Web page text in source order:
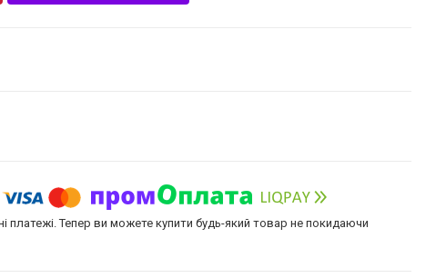
платежі. Тепер ви можете купити будь-який товар не покидаючи